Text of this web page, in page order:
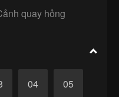
quay hỏng
04 05